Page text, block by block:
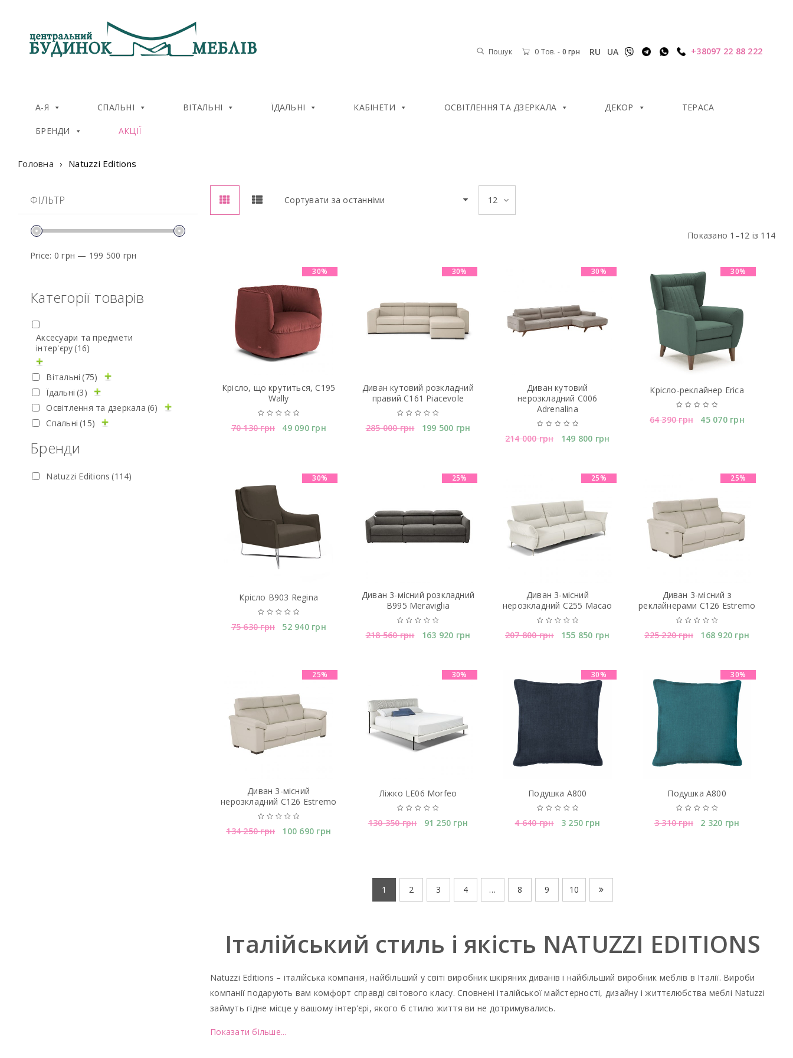
Пошук 0 Тов. - 0 грн RU UA +38097 22 88 222
А-Я СПАЛЬНІ ВІТАЛЬНІ ЇДАЛЬНІ КАБІНЕТИ ОСВІТЛЕННЯ ТА ДЗЕРКАЛА ДЕКОР ТЕРАСА
БРЕНДИ АКЦІЇ
Головна › Natuzzi Editions
ФІЛЬТР
Price: 0 грн — 199 500 грн
Категорії товарів
Аксесуари та предмети
інтер'єру(16)
Вітальні (75)
Їдальні (3)
Освітлення та дзеркала (6)
Спальні (15)
Бренди
Natuzzi Editions (114)
Італійський стиль і якість NATUZZI EDITIONS
Natuzzi Editions – італійська компанія, найбільший у світі виробник шкіряних диванів і найбільший виробник меблів в Італії. Вироби
компанії подарують вам комфорт справді світового класу. Сповнені італійської майстерності, дизайну і життєлюбства меблі Natuzzi
займуть гідне місце у вашому інтер’єрі, якого б стилю життя ви не дотримувались.
Показати більше...
Показано 1–12 із 114
Сортувати за останніми
30%
Крiсло, що крутиться, C195
Wally
70 130грн 49 090 грн
30%
Диван кутовий розкладний
правий C161 Piacevole
285 000грн 199 500 грн
30%
Диван кутовий
нерозкладний C006
Adrenalina
214 000грн 149 800 грн
30%
Крiсло-реклайнер Erica
64 390грн 45 070 грн
30%
Крiсло B903 Regina
75 630грн 52 940 грн
25%
Диван 3-місний розкладний
B995 Meraviglia
218 560грн 163 920 грн
25%
Диван 3-мiсний
нерозкладний C255 Macao
207 800грн 155 850 грн
25%
Диван 3-місний з
реклайнерами C126 Estremo
225 220грн 168 920 грн
25%
Диван 3-мiсний
нерозкладний C126 Estremo
134 250грн 100 690 грн
30%
Лiжко LE06 Morfeo
130 350грн 91 250 грн
30%
Подушка A800
4 640грн 3 250 грн
30%
Подушка A800
3 310грн 2 320 грн
1 2 3 4 … 8 9 10